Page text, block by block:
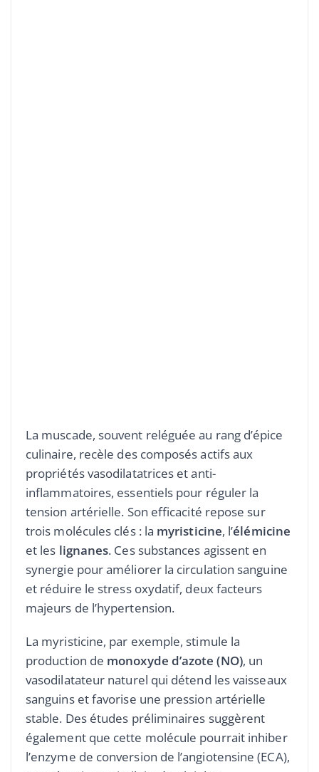
La muscade, souvent reléguée au rang d’épice
culinaire, recèle des composés actifs aux
propriétés vasodilatatrices et anti-
inflammatoires, essentiels pour réguler la
tension artérielle. Son efficacité repose sur
trois molécules clés : la myristicine, l’élémicine
et les lignanes. Ces substances agissent en
synergie pour améliorer la circulation sanguine
et réduire le stress oxydatif, deux facteurs
majeurs de l’hypertension.
La myristicine, par exemple, stimule la
production de monoxyde d’azote (NO), un
vasodilatateur naturel qui détend les vaisseaux
sanguins et favorise une pression artérielle
stable. Des études préliminaires suggèrent
également que cette molécule pourrait inhiber
l’enzyme de conversion de l’angiotensine (ECA),